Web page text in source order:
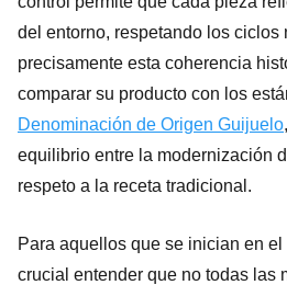
del entorno, respetando los ciclos
precisamente esta coherencia
comparar su producto con los
Denominación de Origen Guijuelo
equilibrio entre la modernización
respeto a la receta tradicional.
Para aquellos que se inician en
crucial entender que no todas las